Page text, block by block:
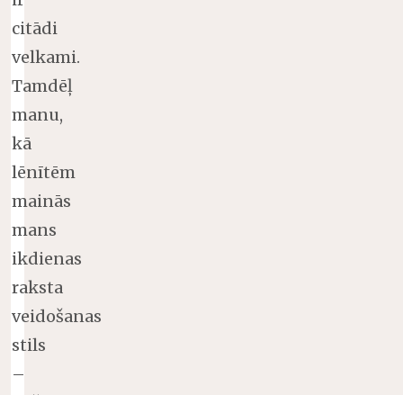
citādi
velkami.
Tamdēļ
manu,
kā
lēnītēm
mainās
mans
ikdienas
raksta
veidošanas
stils
–